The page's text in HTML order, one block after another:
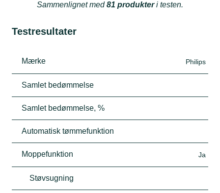
Sammenlignet med81 produkteri testen.
Testresultater
Mærke Philips
Samlet bedømmelse
Samlet bedømmelse, %
Automatisk tømmefunktion
Moppefunktion Ja
Støvsugning